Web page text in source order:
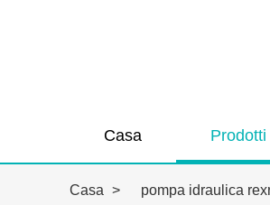
Casa Prodotti
Casa > pompa idraulica